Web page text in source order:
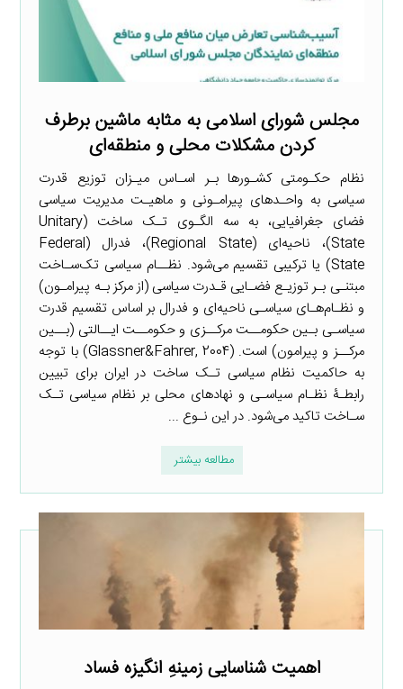
مجلس شورای اسلامی به مثابه ماشین برطرف
کردن مشکلات محلی و منطقه‌ای
نظام حکـومتی کشـورها بـر اسـاس میـزان توزیع قدرت
سیاسی به واحـدهای پیرامـونی و ماهیـت مدیریت سیاسی
فضای جغرافیایی، به سه الگـوی تـک ساخت (Unitary
State)، ناحیه‌ای (Regional State)، فدرال (Federal
State) یا ترکیبی تقسیم می‌شود. نظــام سیاسی تک‌سـاخت
مبتنـی بـر توزیـع فضـایی قـدرت سیاسی (از مرکز بـه پیرامـون)
و نظـام‌هـای سیاسـی ناحیه‌ای و فدرال بر اساس تقسیم قدرت
سیاسـی بـین حکومــت مرکــزی و حکومــت ایــالتی (بــین
مرکــز و پیرامون) است. (Glassner&Fahrer, 2004) با توجه
به حاکمیت نظام سیاسی تـک ساخت در ایران برای تبیین
رابطـۀ نظـام سیاسـی و نهادهای محلی بر نظام سیاسی تـک
سـاخت تاکید می‌شود. در این نـوع ...
مطالعه بیشتر
اهمیت شناسایی زمینهِ انگیزه‌ فساد